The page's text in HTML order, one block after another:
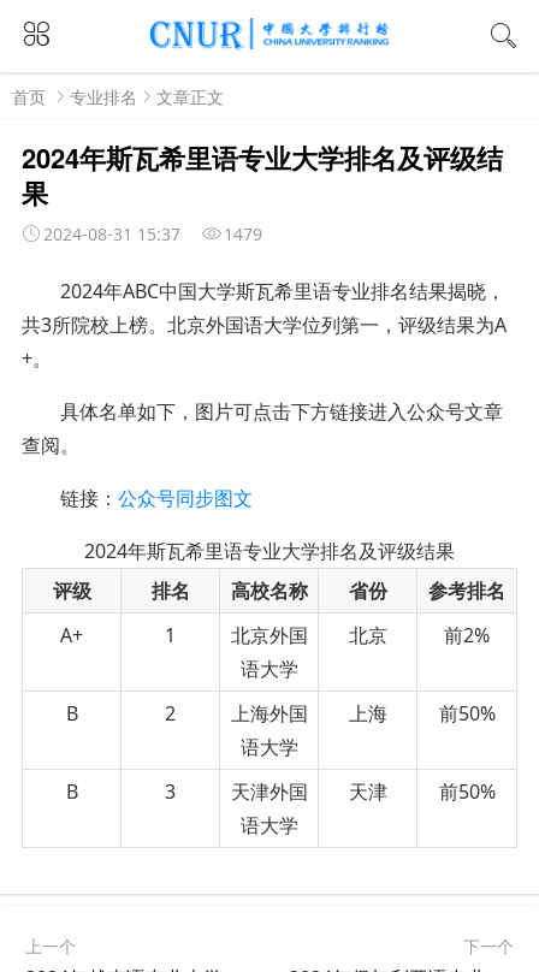
首页 专业排名 文章正文
2024年斯瓦希里语专业大学排名及评级结
果
2024-08-31 15:37 1479
2024年ABC中国大学斯瓦希里语专业排名结果揭晓，
共3所院校上榜。 北京外国语大学位列第一，评级结果为A
+。
具体名单如下，图片可点击下方链接进入公众号文章
查阅。
链接： 公众号同步图文
2024年斯瓦希里语专业大学排名及评级结果
评级
排名 高校名称 省份
参考排名
A+
1
北京外国
语大学
北京 前2%
B 2
上海外国
语大学
上海 前50%
B 3
天津外国
语大学
天津 前50%
上一个 下一个